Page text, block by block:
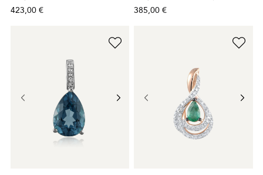
423,00 € 385,00 €